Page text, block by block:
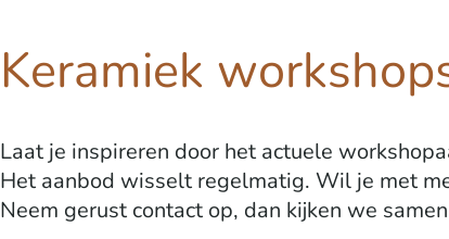
Keramiek
Laat je inspireren door het actuele
Het aanbod wisselt regelmatig. Wil je met
Neem gerust contact op, dan kijken we